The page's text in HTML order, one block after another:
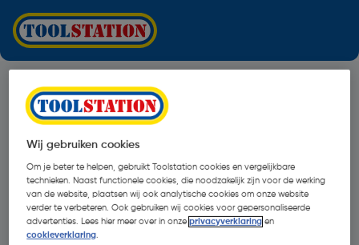
Wij gebruiken cookies
Om je beter te helpen, gebruikt Toolstation cookies en vergelijkbare
technieken. Naast functionele cookies, die noodzakelijk zijn voor de werking
van de website, plaatsen wij ook analytische cookies om onze website
verder te verbeteren. Ook gebruiken wij cookies voor gepersonaliseerde
advertenties. Lees hier meer over in onzeprivacyverklaring en
cookieverklaring.